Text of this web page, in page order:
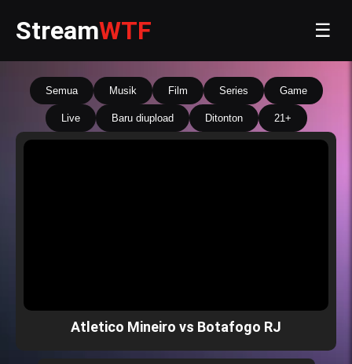
StreamWTF ☰
Semua Musik Film Series Game
Live Baru diupload Ditonton 21+
Atletico Mineiro vs Botafogo RJ